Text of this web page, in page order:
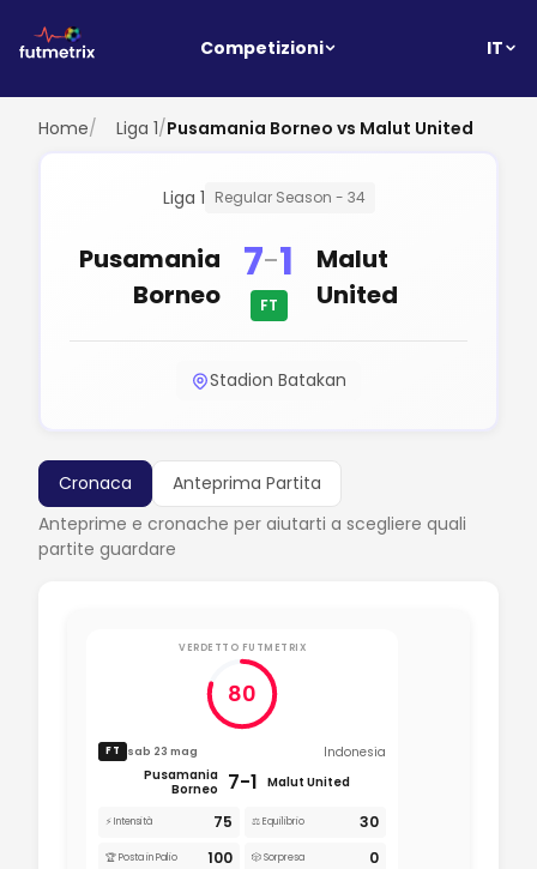
Competizioni IT
Home/ Liga 1/Pusamania Borneo vs Malut United
Liga 1 Regular Season - 34
Pusamania
Borneo
7-1
FT
Malut
United
Stadion Batakan
Cronaca
Anteprima Partita
Anteprime e cronache per aiutarti a scegliere quali
partite guardare
VERDETTO FUTMETRIX
80
FT sab 23 mag
Indonesia
Pusamania
Borneo
7-1 Malut United
⚡ Intensità 75 ⚖️ Equilibrio 30
🏆 Posta in Palio 100 🎲 Sorpresa 0